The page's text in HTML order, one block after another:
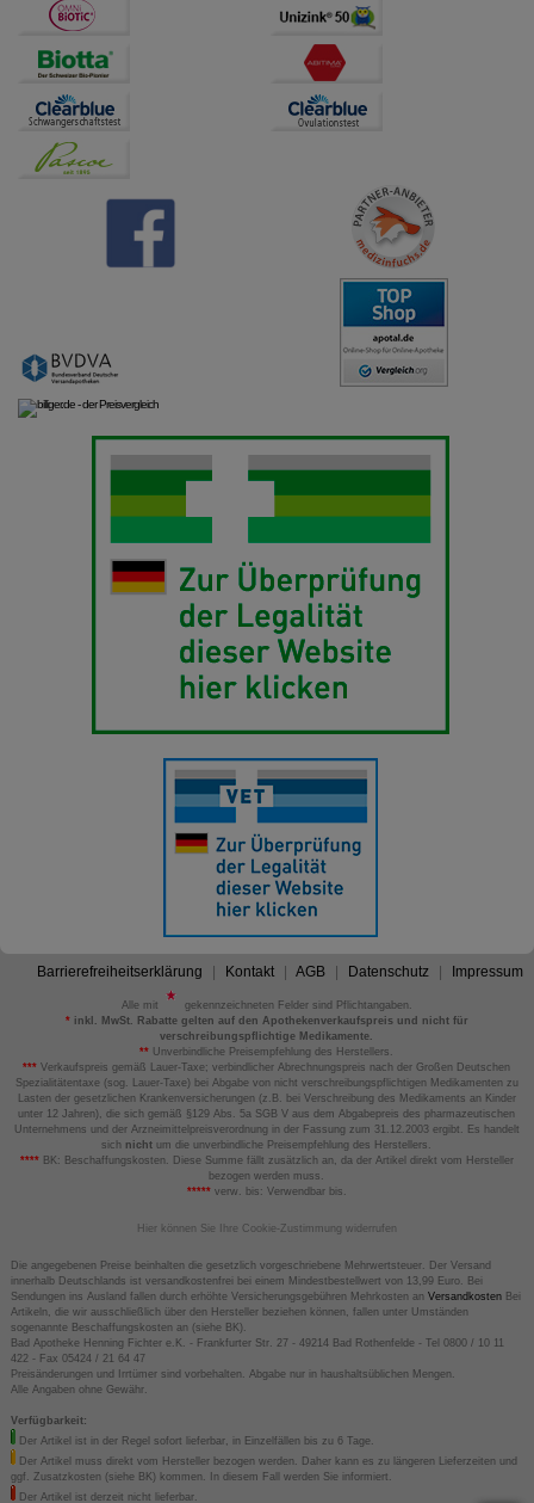
Barrierefreiheitserklärung Kontakt AGB Datenschutz Impressum
Alle mit
gekennzeichneten Felder sind Pflichtangaben.
*inkl. MwSt. Rabatte gelten auf den Apothekenverkaufspreis und nicht für
verschreibungspflichtige Medikamente.
** Unverbindliche Preisempfehlung des Herstellers.
*** Verkaufspreis gemäß Lauer-Taxe; verbindlicher Abrechnungspreis nach der Großen Deutschen
Spezialitätentaxe (sog. Lauer-Taxe) bei Abgabe von nicht verschreibungspflichtigen Medikamenten zu
Lasten der gesetzlichen Krankenversicherungen (z.B. bei Verschreibung des Medikaments an Kinder
unter 12 Jahren), die sich gemäß §129 Abs. 5a SGB V aus dem Abgabepreis des pharmazeutischen
Unternehmens und der Arzneimittelpreisverordnung in der Fassung zum 31.12.2003 ergibt. Es handelt
sich nicht um die unverbindliche Preisempfehlung des Herstellers.
****BK: Beschaffungskosten. Diese Summe fällt zusätzlich an, da der Artikel direkt vom Hersteller
bezogen werden muss.
*****verw. bis: Verwendbar bis.
Hier können Sie Ihre Cookie-Zustimmung widerrufen
Die angegebenen Preise beinhalten die gesetzlich vorgeschriebene Mehrwertsteuer. Der Versand
innerhalb Deutschlands ist versandkostenfrei bei einem Mindestbestellwert von 13,99 Euro. Bei
Sendungen ins Ausland fallen durch erhöhte Versicherungsgebühren Mehrkosten an VersandkostenBei
Artikeln, die wir ausschließlich über den Hersteller beziehen können, fallen unter Umständen
sogenannte Beschaffungskosten an (siehe BK).
Bad Apotheke Henning Fichter e.K. - Frankfurter Str. 27 - 49214 Bad Rothenfelde - Tel 0800 / 10 11
422 - Fax 05424 / 21 64 47
Preisänderungen und Irrtümer sind vorbehalten. Abgabe nur in haushaltsüblichen Mengen.
Alle Angaben ohne Gewähr.
Verfügbarkeit:
Der Artikel ist in der Regel sofort lieferbar, in Einzelfällen bis zu 6 Tage.
Der Artikel muss direkt vom Hersteller bezogen werden. Daher kann es zu längeren Lieferzeiten und
ggf. Zusatzkosten (siehe BK) kommen. In diesem Fall werden Sie informiert.
Der Artikel ist derzeit nicht lieferbar.